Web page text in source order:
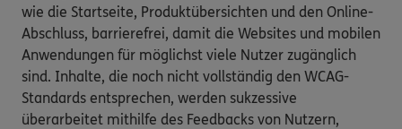
wie die Startseite, Produktübersichten und den Online-
Abschluss, barrierefrei, damit die Websites und mobilen
Anwendungen für möglichst viele Nutzer zugänglich
sind. Inhalte, die noch nicht vollständig den WCAG-
Standards entsprechen, werden sukzessive
überarbeitet mithilfe des Feedbacks von Nutzern,